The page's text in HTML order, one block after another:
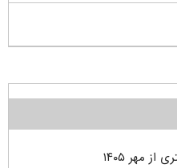
مهر ۱۴۰۵